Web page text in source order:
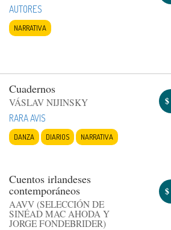
AUTORES
NARRATIVA
Cuadernos
VÁSLAV NIJINSKY
RARA AVIS
DANZA DIARIOS NARRATIVA
$
Cuentos irlandeses
contemporáneos
AAVV (SELECCIÓN DE
SINÉAD MAC AHODA Y
JORGE FONDEBRIDER)
$